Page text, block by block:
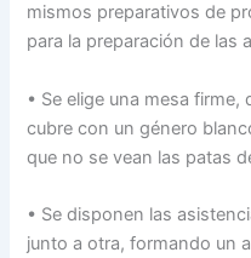
mismos preparativos de
para la preparación de las
• Se elige una mesa firme,
cubre con un género
que no se vean las patas
• Se disponen las
junto a otra, formando un